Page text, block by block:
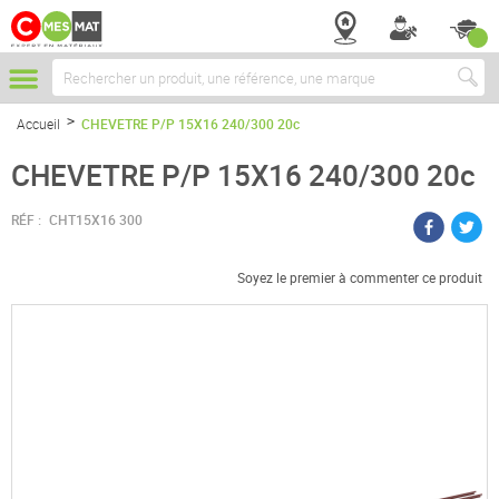
Chercher
Accueil CHEVETRE P/P 15X16 240/300 20c
CHEVETRE P/P 15X16 240/300 20c
RÉF : CHT15X16 300
Soyez le premier à commenter ce produit
Passer